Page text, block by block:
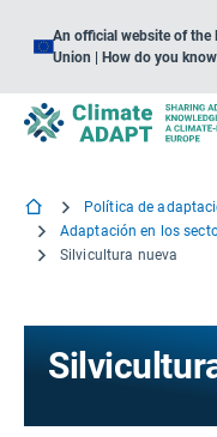
An official website of the
Union | How do you
Política de
Silvicultura nueva